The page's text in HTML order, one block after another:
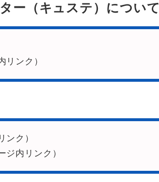
ー（キュステ）について
リンク）
ンク）
ジ内リンク）